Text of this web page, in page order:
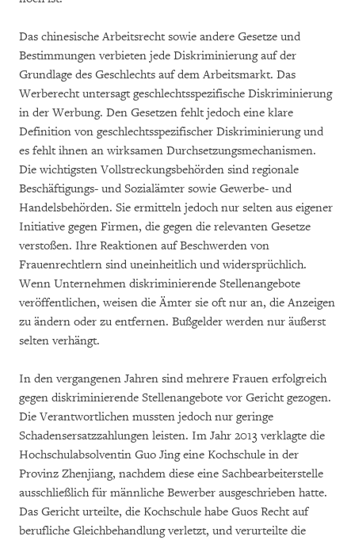
Das chinesische Arbeitsrecht sowie andere Gesetze und
Bestimmungen verbieten jede Diskriminierung auf der
Grundlage des Geschlechts auf dem Arbeitsmarkt. Das
Werberecht untersagt geschlechtsspezifische Diskriminierung
in der Werbung. Den Gesetzen fehlt jedoch eine klare
Definition von geschlechtsspezifischer Diskriminierung und
es fehlt ihnen an wirksamen Durchsetzungsmechanismen.
Die wichtigsten Vollstreckungsbehörden sind regionale
Beschäftigungs- und Sozialämter sowie Gewerbe- und
Handelsbehörden. Sie ermitteln jedoch nur selten aus eigener
Initiative gegen Firmen, die gegen die relevanten Gesetze
verstoßen. Ihre Reaktionen auf Beschwerden von
Frauenrechtlern sind uneinheitlich und widersprüchlich.
Wenn Unternehmen diskriminierende Stellenangebote
veröffentlichen, weisen die Ämter sie oft nur an, die Anzeigen
zu ändern oder zu entfernen. Bußgelder werden nur äußerst
selten verhängt.
In den vergangenen Jahren sind mehrere Frauen erfolgreich
gegen diskriminierende Stellenangebote vor Gericht gezogen.
Die Verantwortlichen mussten jedoch nur geringe
Schadensersatzzahlungen leisten. Im Jahr 2013 verklagte die
Hochschulabsolventin Guo Jing eine Kochschule in der
Provinz Zhenjiang, nachdem diese eine Sachbearbeiterstelle
ausschließlich für männliche Bewerber ausgeschrieben hatte.
Das Gericht urteilte, die Kochschule habe Guos Recht auf
berufliche Gleichbehandlung verletzt, und verurteilte die